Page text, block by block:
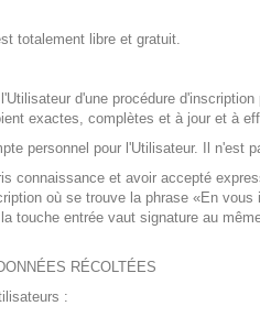
totalement libre et gratuit.
d'une procédure
exactes, complètes et à jour et à
personnel pour l'Utilisateur. Il n'est
connaissance et avoir accepté
où se trouve la phrase «En
touche entrée vaut signature au
RÉCOLTÉES
: